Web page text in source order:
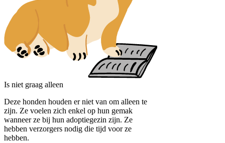
Is niet graag alleen
Deze honden houden er niet van om alleen te
zijn. Ze voelen zich enkel op hun gemak
wanneer ze bij hun adoptiegezin zijn. Ze
hebben verzorgers nodig die tijd voor ze
hebben.